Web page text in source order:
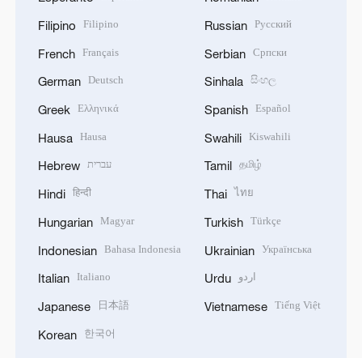
Filipino Filipino
French Français
German Deutsch
Greek Ελληνικά
Hausa Hausa
Hebrew עברית
Hindi हिन्दी
Hungarian Magyar
Indonesian Bahasa Indonesia
Italian Italiano
Japanese 日本語
Korean 한국어
Russian Русский
Serbian Српски
Sinhala සිංහල
Spanish Español
Swahili Kiswahili
Tamil தமிழ்
Thai ไทย
Turkish Türkçe
Ukrainian Українська
Urdu اردو
Vietnamese Tiếng Việt